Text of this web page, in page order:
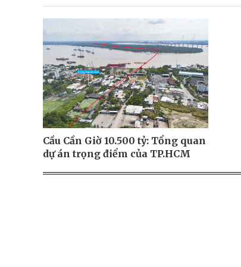
Cầu Cần Giờ 10.500 tỷ: Tổng quan
dự án trọng điểm của TP.HCM